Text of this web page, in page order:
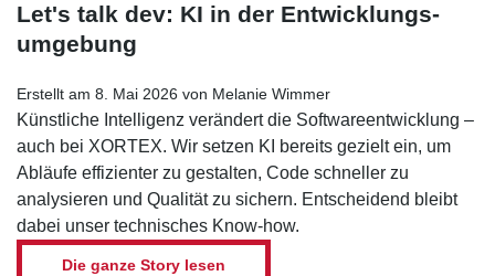
Let's talk dev: KI in der Entwicklungs­
umgebung
Erstellt am 8. Mai 2026 von Melanie Wimmer
Künstliche Intelligenz verändert die Softwareentwicklung –
auch bei XORTEX. Wir setzen KI bereits gezielt ein, um
Abläufe effizienter zu gestalten, Code schneller zu
analysieren und Qualität zu sichern. Entscheidend bleibt
dabei unser technisches Know-how.
Die ganze Story lesen